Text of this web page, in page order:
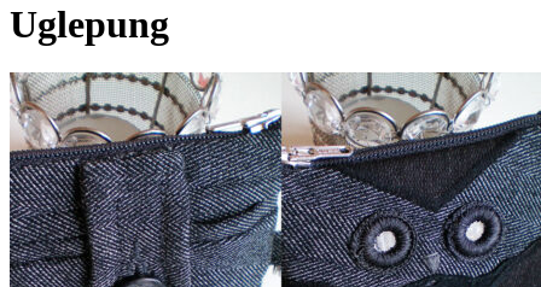
Uglepung